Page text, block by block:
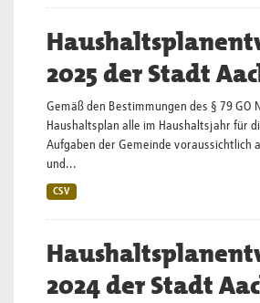
2025 der Stadt
Gemäß den Bestimmungen des § 79 GO
Haushaltsplan alle im Haushaltsjahr für
Aufgaben der Gemeinde voraussichtlich
und...
CSV
2024 der Stadt